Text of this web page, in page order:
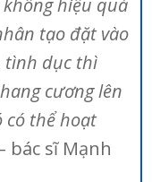
tạo đặt vào
tình dục thì
cương lên
có thể hoạt
bác sĩ Mạnh